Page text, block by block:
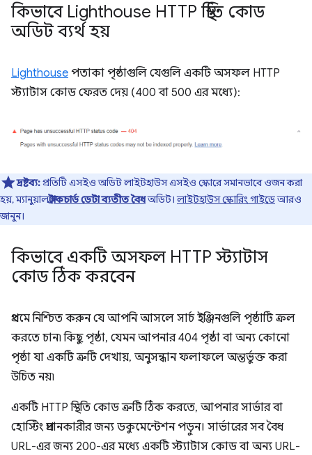
কিভাবে Lighthouse HTTP স্থিতি কোড
অডিট ব্যর্থ হয়
Lighthouse পতাকা পৃষ্ঠাগুলি যেগুলি একটি অসফল HTTP
স্ট্যাটাস কোড ফেরত দেয় (400 বা 500 এর মধ্যে):
দ্রষ্টব্য:প্রতিটি এসইও অডিট লাইটহাউস এসইও স্কোরে সমানভাবে ওজন করা
হয়, ম্যানুয়ালস্ট্রাকচার্ড ডেটা ব্যতীত বৈধঅডিট।লাইটহাউস স্কোরিং গাইডেআরও
জানুন।
কিভাবে একটি অসফল HTTP স্ট্যাটাস
কোড ঠিক করবেন
প্রথমে নিশ্চিত করুন যে আপনি আসলে সার্চ ইঞ্জিনগুলি পৃষ্ঠাটি ক্রল
করতে চান৷ কিছু পৃষ্ঠা, যেমন আপনার 404 পৃষ্ঠা বা অন্য কোনো
পৃষ্ঠা যা একটি ত্রুটি দেখায়, অনুসন্ধান ফলাফলে অন্তর্ভুক্ত করা
উচিত নয়৷
একটি HTTP স্থিতি কোড ত্রুটি ঠিক করতে, আপনার সার্ভার বা
হোস্টিং প্রদানকারীর জন্য ডকুমেন্টেশন পড়ুন। সার্ভারের সব বৈধ
URL-এর জন্য 200-এর মধ্যে একটি স্ট্যাটাস কোড বা অন্য URL-